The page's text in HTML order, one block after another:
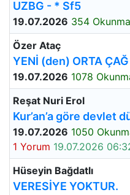
UZBG - * Sf5
19.07.2026 354 Okunma
Özer Ataç
YENİ (den) ORTA
19.07.2026 1078
Reşat Nuri Erol
Kur’an’a göre devlet
19.07.2026 1050
1 Yorum 19.07.2026
Hüseyin Bağdatlı
VERESİYE YOKTUR.